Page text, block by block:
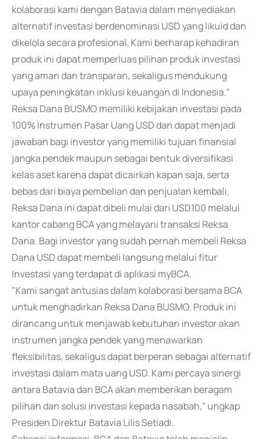
kolaborasi kami dengan Batavia dalam menyediakan
alternatif investasi berdenominasi USD yang likuid dan
dikelola secara profesional. Kami berharap kehadiran
produk ini dapat memperluas pilihan produk investasi
yang aman dan transparan, sekaligus mendukung
upaya peningkatan inklusi keuangan di Indonesia."
Reksa Dana BUSMO memiliki kebijakan investasi pada
100% Instrumen Pasar Uang USD dan dapat menjadi
jawaban bagi investor yang memiliki tujuan finansial
jangka pendek maupun sebagai bentuk diversifikasi
kelas aset karena dapat dicairkan kapan saja, serta
bebas dari biaya pembelian dan penjualan kembali.
Reksa Dana ini dapat dibeli mulai dari USD100 melalui
kantor cabang BCA yang melayani transaksi Reksa
Dana. Bagi investor yang sudah pernah membeli Reksa
Dana USD dapat membeli langsung melalui fitur
Investasi yang terdapat di aplikasi myBCA.
"Kami sangat antusias dalam kolaborasi bersama BCA
untuk menghadirkan Reksa Dana BUSMO. Produk ini
dirancang untuk menjawab kebutuhan investor akan
instrumen jangka pendek yang menawarkan
fleksibilitas, sekaligus dapat berperan sebagai alternatif
investasi dalam mata uang USD. Kami percaya sinergi
antara Batavia dan BCA akan memberikan beragam
pilihan dan solusi investasi kepada nasabah," ungkap
Presiden Direktur Batavia Lilis Setiadi.